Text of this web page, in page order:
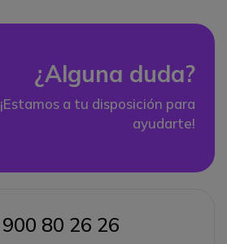
¿Alguna duda?
¡Estamos a tu disposición para
ayudarte!
icon
900 80 26 26